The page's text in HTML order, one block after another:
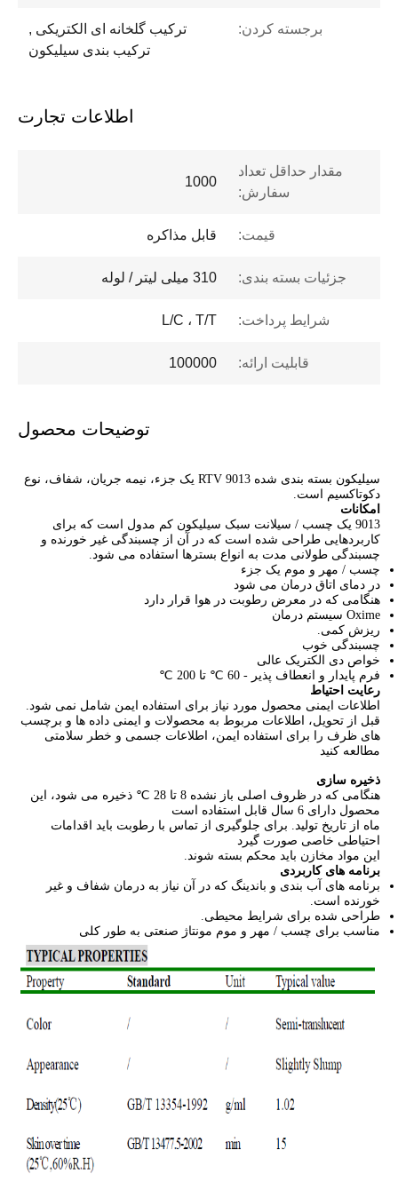
برجسته کردن:
ترکیب گلخانه ای الکتریکی ,
ترکیب بندی سیلیکون
اطلاعات تجارت
مقدار حداقل تعداد
سفارش:
1000
قیمت: قابل مذاکره
جزئیات بسته بندی: 310 میلی لیتر / لوله
شرایط پرداخت: L/C ، T/T
قابلیت ارائه: 100000
توضیحات محصول
سیلیکون بسته بندی شده 9013 RTV یک جزء، نیمه جریان، شفاف، نوع
دکوتاکسیم است.
امکانات
9013 یک چسب / سیلانت سبک سیلیکون کم مدول است که برای
کاربردهایی طراحی شده است که در آن از چسبندگی غیر خورنده و
چسبندگی طولانی مدت به انواع بسترها استفاده می شود.
چسب / مهر و موم یک جزء
در دمای اتاق درمان می شود
هنگامی که در معرض رطوبت در هوا قرار دارد
Oxime سیستم درمان
ریزش کمی.
چسبندگی خوب
خواص دی الکتریک عالی
فرم پایدار و انعطاف پذیر - 60 ℃ تا 200 ℃
رعایت احتیاط
اطلاعات ایمنی محصول مورد نیاز برای استفاده ایمن شامل نمی شود.
قبل از تحویل، اطلاعات مربوط به محصولات و ایمنی داده ها و برچسب
های ظرف را برای استفاده ایمن، اطلاعات جسمی و خطر سلامتی
مطالعه کنید
ذخیره سازی
هنگامی که در ظروف اصلی باز نشده 8 تا 28 ℃ ذخیره می شود، این
محصول دارای 6 سال قابل استفاده است
ماه از تاریخ تولید. برای جلوگیری از تماس با رطوبت باید اقدامات
احتیاطی خاصی صورت گیرد
این مواد مخازن باید محکم بسته شوند.
برنامه های کاربردی
برنامه های آب بندی و باندینگ که در آن نیاز به درمان شفاف و غیر
خورنده است.
طراحی شده برای شرایط محیطی.
مناسب برای چسب / مهر و موم مونتاژ صنعتی به طور کلی